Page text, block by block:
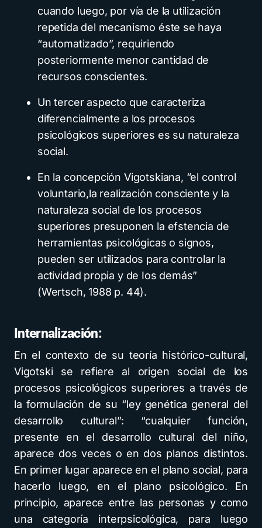
cuando luego, por vía de la utilización
repetida del mecanismo éste se haya
“automatizado”, requiriendo
posteriormente menor cantidad de
recursos conscientes.
Un tercer aspecto que caracteriza
diferencialmente a los procesos
psicológicos superiores es su naturaleza
social.
En la concepción Vigotskiana, “el control
voluntario,la realización consciente y la
naturaleza social de los procesos
superiores presuponen la efstencia de
herramientas psicológicas o signos,
pueden ser utilizados para controlar la
actividad propia y de Ios demás”
(Wertsch, 1988 p. 44).
Internalización:
En el contexto de su teoría histórico-cultural,
Vigotski se refiere al origen social de los
procesos psicológicos superiores a través de
la formulación de su “ley genética general del
desarrollo cultural”: “cualquier función,
presente en el desarrollo cultural del niño,
aparece dos veces o en dos planos distintos.
En primer lugar aparece en el plano social, para
hacerlo luego, en el plano psicológico. En
principio, aparece entre las personas y como
una categoría interpsicológica, para luego